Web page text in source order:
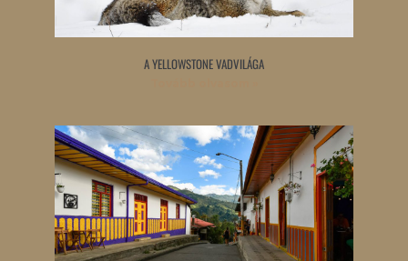
A YELLOWSTONE VADVILÁGA